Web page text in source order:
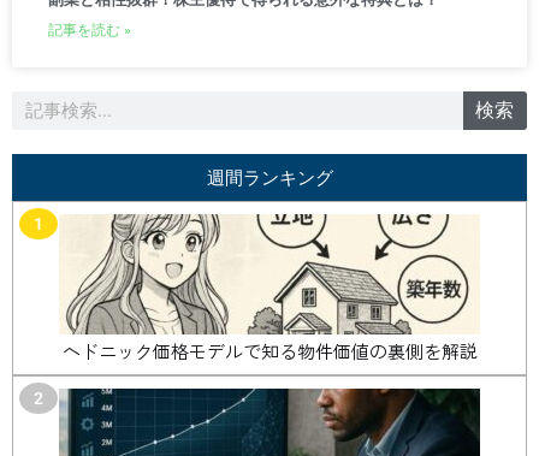
記事を読む »
検
検索
週間ランキング
1
ヘドニック価格モデルで知る物件価値の裏側を解説
2